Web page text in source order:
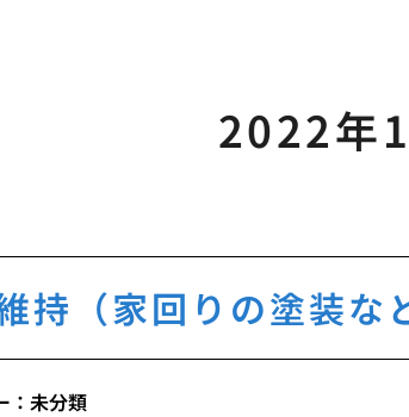
2022年
持（家回りの塗装な
未分類